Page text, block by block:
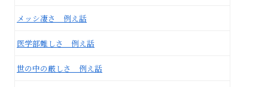
メッシ凄さ 例え話
医学部難しさ 例え話
世の中の厳しさ 例え話